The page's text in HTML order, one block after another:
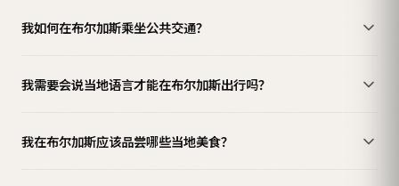
我如何在布尔加斯乘坐公共交通？
我需要会说当地语言才能在布尔加斯出行吗？
我在布尔加斯应该品尝哪些当地美食？